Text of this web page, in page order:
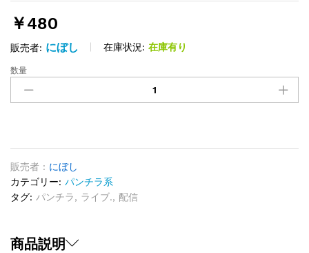
￥480
販売者: にぼし 在庫状況: 在庫有り
ラ
ブ
数量
販売者 : にぼし
カテゴリー: パンチラ系
タグ: パンチラ, ライブ., 配信
商品説明